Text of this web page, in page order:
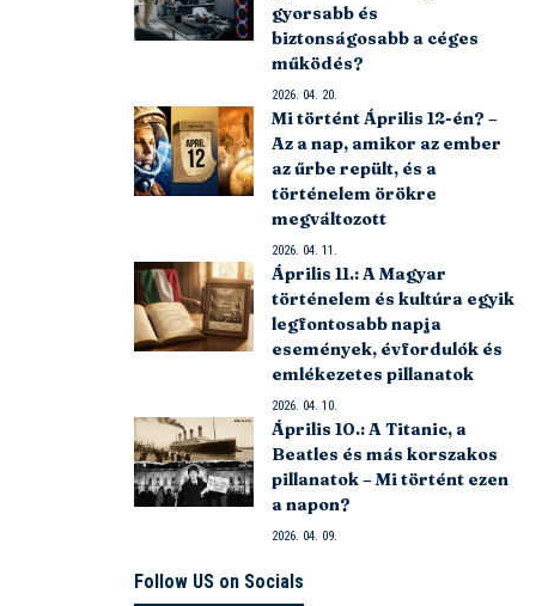
gyorsabb és
biztonságosabb a céges
működés?
2026. 04. 20.
Mi történt Április 12-én? –
Az a nap, amikor az ember
az űrbe repült, és a
történelem örökre
megváltozott
2026. 04. 11.
Április 11.: A Magyar
történelem és kultúra egyik
legfontosabb napja
események, évfordulók és
emlékezetes pillanatok
2026. 04. 10.
Április 10.: A Titanic, a
Beatles és más korszakos
pillanatok – Mi történt ezen
a napon?
2026. 04. 09.
Follow US on Socials